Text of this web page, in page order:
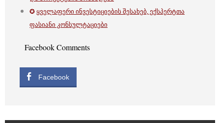
✪ყველაფერი ინვესტიციების შესახებ, ექსპერტთა
ფასიანი კონსულტაციები
Facebook Comments
Facebook